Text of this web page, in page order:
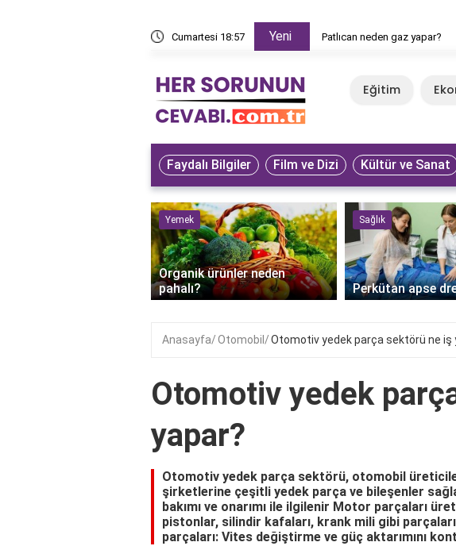
Cumartesi 18:57 Yeni Patlıcan neden gaz yapar?
Eğitim
Faydalı Bilgiler Film ve Dizi Kültür ve Sanat
Yemek
Organik ürünler neden
pahalı?
Sağlık
Perkütan apse
Anasayfa Otomobil Otomotiv yedek parça sektörü ne iş
Otomotiv yedek
yapar?
Otomotiv yedek parça sektörü, otomobil
şirketlerine çeşitli yedek parça ve bileşenler
bakımı ve onarımı ile ilgilenir Motor parçaları
pistonlar, silindir kafaları, krank mili gibi
parçaları: Vites değiştirme ve güç aktarımını